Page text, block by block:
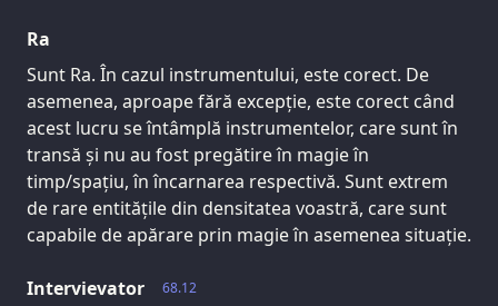
Ra
Sunt Ra. În cazul instrumentului, este corect. De
asemenea, aproape fără excepție, este corect când
acest lucru se întâmplă instrumentelor, care sunt în
transă și nu au fost pregătire în magie în
timp/spațiu, în încarnarea respectivă. Sunt extrem
de rare entitățile din densitatea voastră, care sunt
capabile de apărare prin magie în asemenea situație.
68.12
Intervievator